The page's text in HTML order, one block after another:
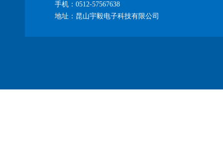
手机：0512-57567638
地址：昆山宇毅电子科技有限公司